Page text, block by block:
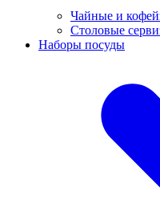
Чайные и
Столовые
Наборы посуды